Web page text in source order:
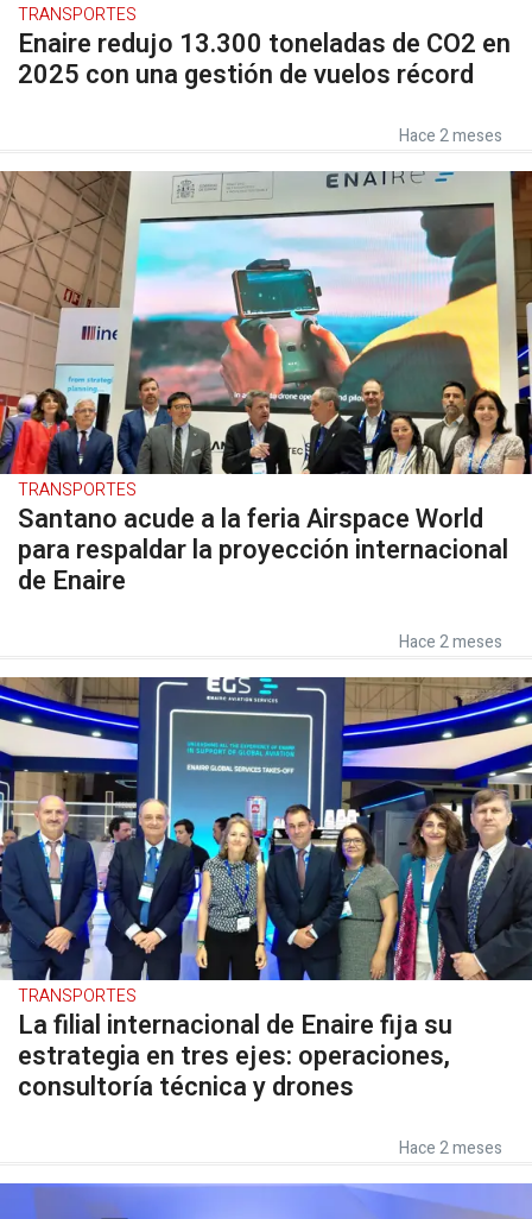
TRANSPORTES
Enaire redujo 13.300 toneladas de CO2 en
2025 con una gestión de vuelos récord
Hace 2 meses
TRANSPORTES
Santano acude a la feria Airspace World
para respaldar la proyección internacional
de Enaire
Hace 2 meses
TRANSPORTES
La filial internacional de Enaire fija su
estrategia en tres ejes: operaciones,
consultoría técnica y drones
Hace 2 meses